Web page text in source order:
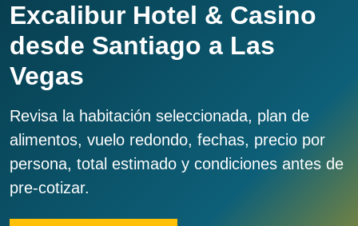
Excalibur Hotel & Casino
desde Santiago a Las
Vegas
Revisa la habitación seleccionada, plan de
alimentos, vuelo redondo, fechas, precio por
persona, total estimado y condiciones antes de
pre-cotizar.